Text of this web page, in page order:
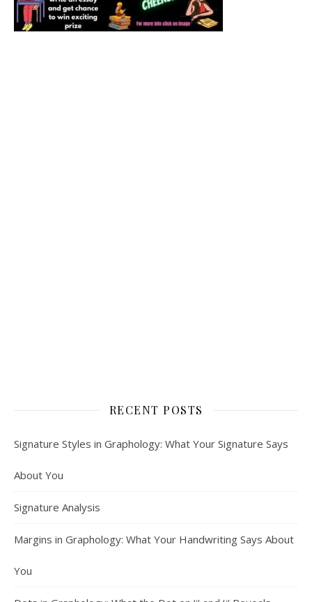
RECENT POSTS
Signature Styles in Graphology: What Your Signature Says
About You
Signature Analysis
Margins in Graphology: What Your Handwriting Says About
You